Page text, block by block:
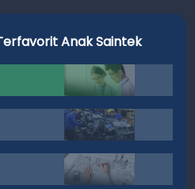
Anak Saintek